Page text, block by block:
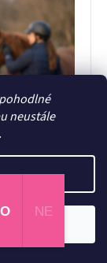
neustále
teplo a
Jak
NE